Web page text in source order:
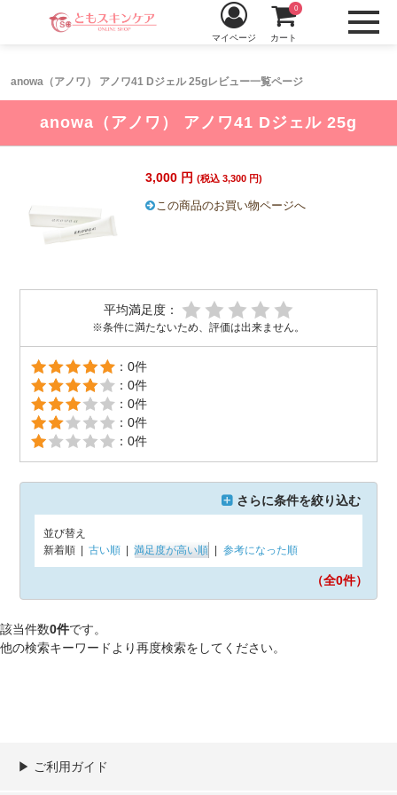
anowa（アノワ） アノワ41 Dジェル 25gレビュー一覧ページ
マイページ カート
0
anowa（アノワ） アノワ41 Dジェル 25g
3,000 円 (税込 3,300 円)
この商品のお買い物ページへ
平均満足度：
※条件に満たないため、評価は出来ません。
：0件
：0件
：0件
：0件
：0件
さらに条件を絞り込む
並び替え
新着順
古い順 満足度が高い順 参考になった順
（全0件）
該当件数0件です。
他の検索キーワードより再度検索をしてください。
▶︎ ご利用ガイド